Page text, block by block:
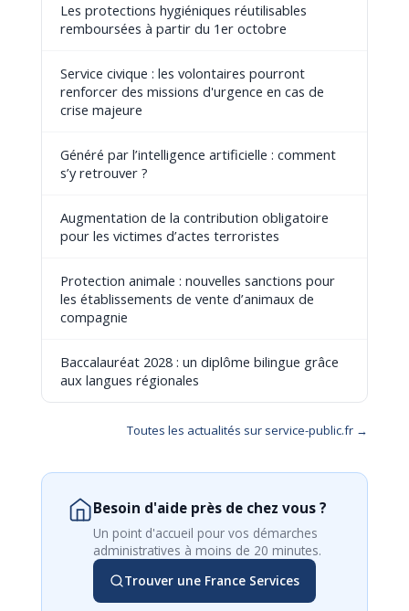
Les protections hygiéniques réutilisables
remboursées à partir du 1er octobre
Service civique : les volontaires pourront
renforcer des missions d'urgence en cas de
crise majeure
Généré par l’intelligence artificielle : comment
s’y retrouver ?
Augmentation de la contribution obligatoire
pour les victimes d’actes terroristes
Protection animale : nouvelles sanctions pour
les établissements de vente d’animaux de
compagnie
Baccalauréat 2028 : un diplôme bilingue grâce
aux langues régionales
Toutes les actualités sur service-public.fr →
Besoin d'aide près de chez vous ?
Un point d'accueil pour vos démarches
administratives à moins de 20 minutes.
Trouver une France Services